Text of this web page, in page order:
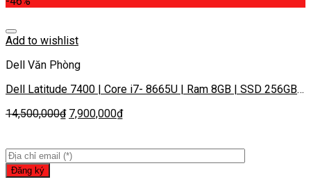
Add to wishlist
Dell Văn Phòng
Dell Latitude 7400 | Core i7- 8665U | Ram 8GB | SSD 256GB|
14,500,000₫ 7,900,000₫